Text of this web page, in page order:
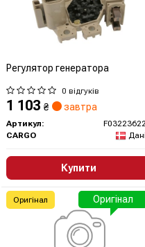
Регулятор генератора
0 відгуків
1 103 ₴ завтра
Артикул:
CARGO
Купити
Оригінал
Оригінал